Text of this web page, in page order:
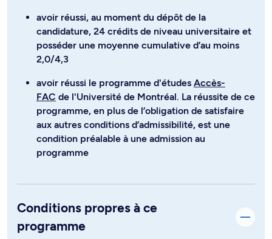
avoir réussi, au moment du dépôt de la
candidature, 24 crédits de niveau universitaire et
posséder une moyenne cumulative d’au moins
2,0/4,3
avoir réussi le programme d'études Accès-
FAC de l'Université de Montréal. La réussite de ce
programme, en plus de l’obligation de satisfaire
aux autres conditions d’admissibilité, est une
condition préalable à une admission au
programme
Conditions propres à ce
programme